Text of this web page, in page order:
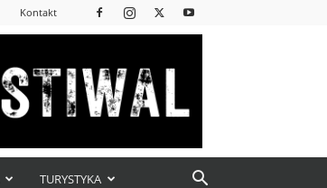
Kontakt
TURYSTYKA